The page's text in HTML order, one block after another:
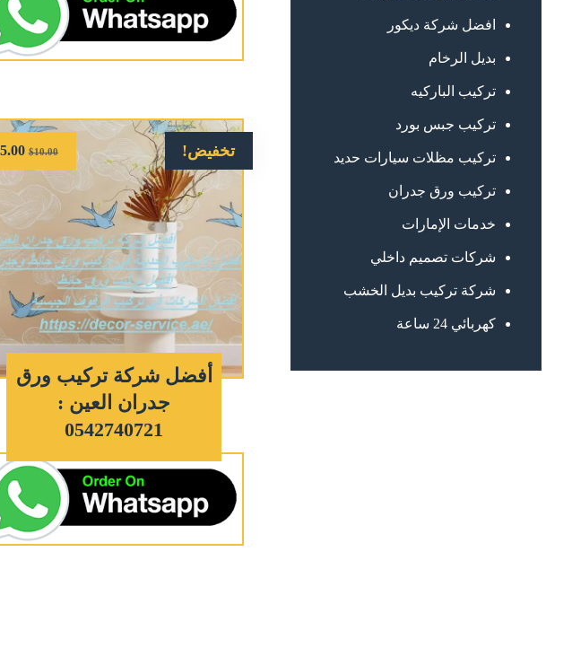
تخفيض!
أفضل شركة تركيب ورق
جدران العين :
0542740721
$10.00
5.00
افضل شركة ديكور
بديل الرخام
تركيب الباركيه
تركيب جبس بورد
تركيب مظلات سيارات حديد
تركيب ورق جدران
خدمات الإمارات
شركات تصميم داخلي
شركة تركيب بديل الخشب
كهربائي 24 ساعة